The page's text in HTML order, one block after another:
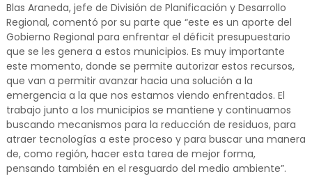
Blas Araneda, jefe de División de Planificación y Desarrollo
Regional, comentó por su parte que “este es un aporte del
Gobierno Regional para enfrentar el déficit presupuestario
que se les genera a estos municipios. Es muy importante
este momento, donde se permite autorizar estos recursos,
que van a permitir avanzar hacia una solución a la
emergencia a la que nos estamos viendo enfrentados. El
trabajo junto a los municipios se mantiene y continuamos
buscando mecanismos para la reducción de residuos, para
atraer tecnologías a este proceso y para buscar una manera
de, como región, hacer esta tarea de mejor forma,
pensando también en el resguardo del medio ambiente”.